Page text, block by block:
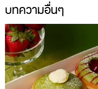
บทความอื่นๆ